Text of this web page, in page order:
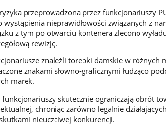
przeprowadzona przez funkcjonariuszy
nieprawidłowości związanych z
z tym po otwarciu kontenera zlecono
rewizję.
znaleźli torebki damskie w różnych
znakami słowno-graficznymi łudząco
marek.
skutecznie ograniczają obrót
chroniąc zarówno legalnie
nieuczciwej konkurencji.